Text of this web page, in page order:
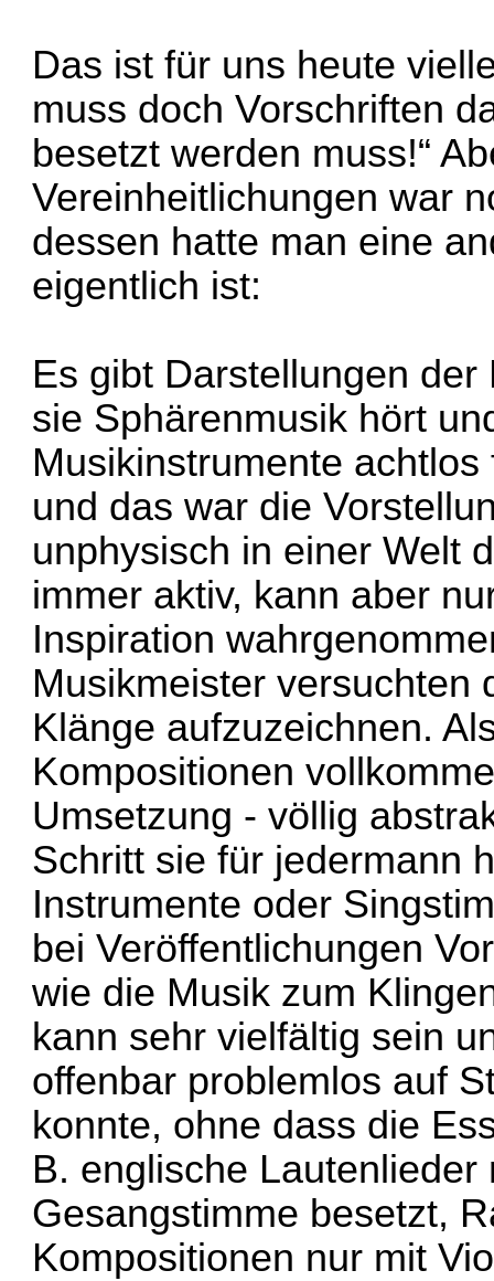
Das ist für uns heute
muss doch Vorschriften
besetzt werden muss!“
Vereinheitlichungen war
dessen hatte man eine
eigentlich ist:
Es gibt Darstellungen
sie Sphärenmusik hört
Musikinstrumente
und das war die
unphysisch in einer Welt
immer aktiv, kann aber
Inspiration
Musikmeister versuchten
Klänge aufzuzeichnen.
Kompositionen
Umsetzung - völlig
Schritt sie für jedermann
Instrumente oder
bei Veröffentlichungen
wie die Musik zum
kann sehr vielfältig sein
offenbar problemlos auf
konnte, ohne dass die
B. englische
Gesangstimme besetzt,
Kompositionen nur mit